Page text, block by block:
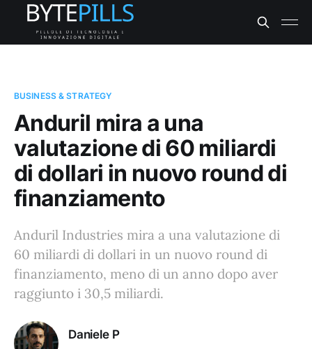
BUSINESS & STRATEGY
Anduril mira a una
valutazione di 60 miliardi
di dollari in nuovo round di
finanziamento
Anduril Industries mira a una valutazione di
60 miliardi di dollari in un nuovo round di
finanziamento, meno di un anno dopo aver
raggiunto i 30,5 miliardi.
Daniele P